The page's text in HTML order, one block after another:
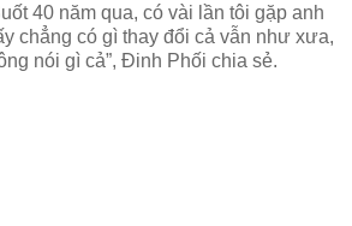
40 năm qua, có vài lần tôi gặp anh
chẳng có gì thay đổi cả vẫn như xưa,
nói gì cả”, Đinh Phối chia sẻ.